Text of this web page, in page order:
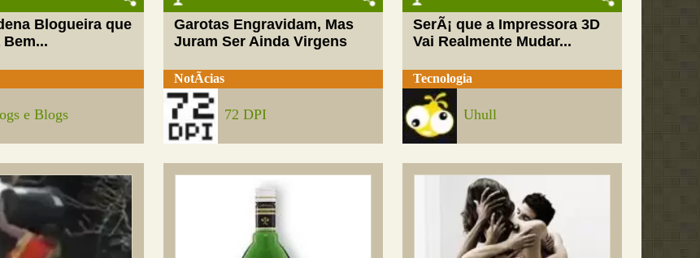
Blogueira que
e Blogs
Garotas Engravidam, Mas
Juram Ser Ainda Virgens
NotÃ­cias
72 DPI
SerÃ¡ que a Impressora 3D
Vai Realmente Mudar...
Tecnologia
Uhull